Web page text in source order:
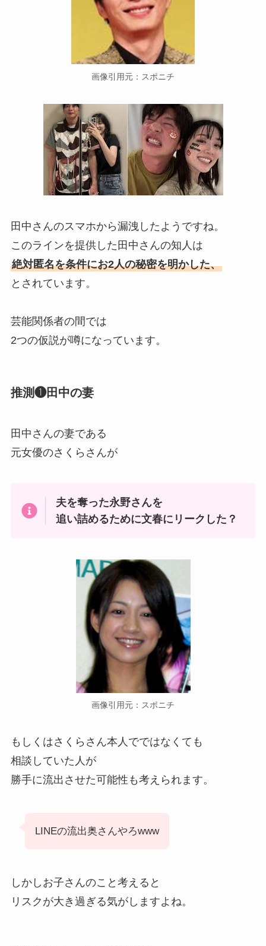
画像引用元：スポニチ
田中さんのスマホから漏洩したようですね。
このラインを提供した田中さんの知人は
絶対匿名を条件にお2人の秘密を明かした、
とされています。
芸能関係者の間では
2つの仮説が噂になっています。
推測❶田中の妻
田中さんの妻である
元女優のさくらさんが
夫を奪った永野さんを
追い詰めるために文春にリークした？
画像引用元：スポニチ
もしくはさくらさん本人でではなくても
相談していた人が
勝手に流出させた可能性も考えられます。
LINEの流出奥さんやろwww
しかしお子さんのこと考えると
リスクが大き過ぎる気がしますよね。